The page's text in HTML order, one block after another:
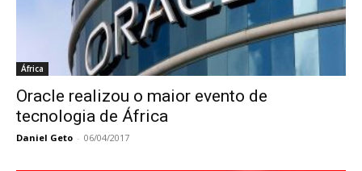
África
Oracle realizou o maior evento de
tecnologia de África
Daniel Geto - 06/04/2017